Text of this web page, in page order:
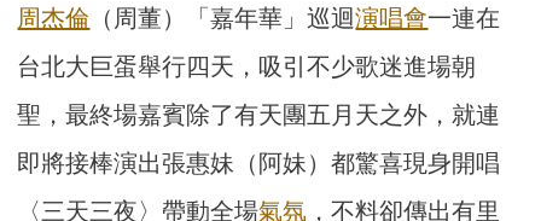
周杰倫 （周董）「嘉年華」巡迴演唱會一連在
台北大巨蛋舉行四天，吸引不少歌迷進場朝
聖，最終場嘉賓除了有天團五月天之外，就連
即將接棒演出張惠妹（阿妹）都驚喜現身開唱
〈三天三夜〉帶動全場氣氛 ，不料卻傳出有里